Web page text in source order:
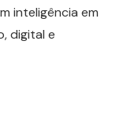
inteligência em
digital e